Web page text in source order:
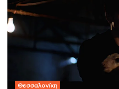
Θεσσαλονίκη